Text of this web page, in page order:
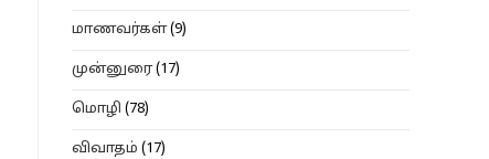
மாணவர்கள்(9)
முன்னுரை(17)
மொழி (78)
விவாதம் (17)